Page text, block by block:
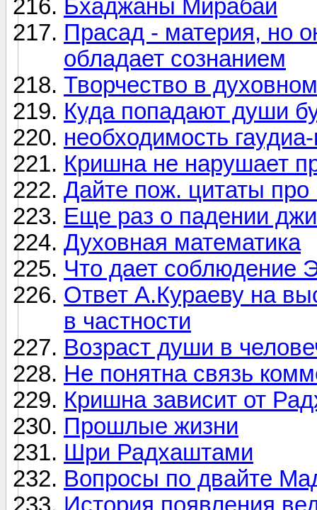
Бхаджаны Мирабаи
Прасад - материя, но
обладает сознанием
Творчество в
Куда попадают души
необходимость
Кришна не нарушает
Дайте пож. цитаты про
Еще раз о падении
Духовная математика
Что дает соблюдение
Ответ А.Кураеву на
в частности
Возраст души в
Не понятна связь
Кришна зависит от
Прошлые жизни
Шри Радхаштами
Вопросы по двайте
История появления